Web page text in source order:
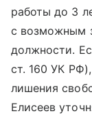
работы до 3
с возможным
должности.
ст. 160 УК
лишения
Елисеев